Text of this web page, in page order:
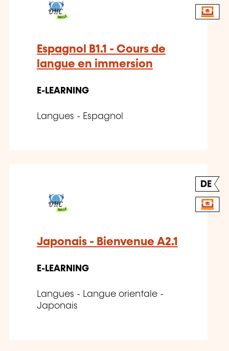
Espagnol B1.1 - Cours de
langue en immersion
E-LEARNING
Langues - Espagnol
DE
Japonais - Bienvenue A2.1
E-LEARNING
Langues - Langue orientale -
Japonais